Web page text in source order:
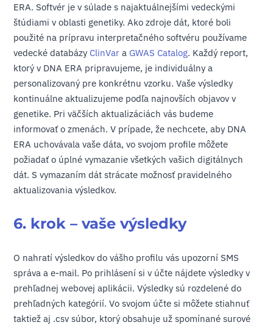
ERA. Softvér je v súlade s najaktuálnejšími vedeckými
štúdiami v oblasti genetiky. Ako zdroje dát, ktoré boli
použité na prípravu interpretačného softvéru používame
vedecké databázy ClinVar a GWAS Catalog. Každý report,
ktorý v DNA ERA pripravujeme, je individuálny a
personalizovaný pre konkrétnu vzorku. Vaše výsledky
kontinuálne aktualizujeme podľa najnovších objavov v
genetike. Pri väčších aktualizáciách vás budeme
informovať o zmenách. V prípade, že nechcete, aby DNA
ERA uchovávala vaše dáta, vo svojom profile môžete
požiadať o úplné vymazanie všetkých vašich digitálnych
dát. S vymazaním dát strácate možnosť pravidelného
aktualizovania výsledkov.
6. krok – vaše výsledky
O nahratí výsledkov do vášho profilu vás upozorní SMS
správa a e-mail. Po prihlásení si v účte nájdete výsledky v
prehľadnej webovej aplikácii. Výsledky sú rozdelené do
prehľadných kategórií. Vo svojom účte si môžete stiahnuť
taktiež aj .csv súbor, ktorý obsahuje už spomínané surové